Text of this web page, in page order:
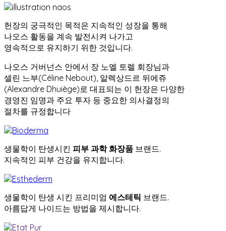
헌장의 궁극적인 목적은 지속적인 성장을 통해
나오스 활동을 계속 발전시켜 나가고
영속적으로 유지하기 위한 것입니다.
나오스 거버넌스 안에서 장 노엘 토렐 회장님과
셀린 느부(Céline Nebout), 알렉상드르 뒤에쥬
(Alexandre Dhuiège)로 대표되는 이 헌장은 다양한
경영진 임명과 주요 투자 등 중요한 의사결정의
절차를 규정합니다
생물학이 탄생시킨 피부 과학 화장품 브랜드.
지속적인 피부 건강을 유지합니다.
생물학이 탄생 시킨 프리미엄 에스테틱 브랜드.
아름답게 나이드는 방법을 제시합니다.